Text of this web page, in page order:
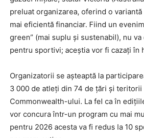
preluat organizarea, oferind o variantă
mai eficientă fi­nan­ciar. Fiind un
green” (mai suplu și sustenabil), nu
pentru sportivi; aceștia vor fi cazați în
Organizatorii se așteaptă la
3 000 de atleți din 74 de țări și teritorii
Commonwealth-ului. La fel ca în
vor concura într-un program cu mai
pentru 2026 acesta va fi redus la 10